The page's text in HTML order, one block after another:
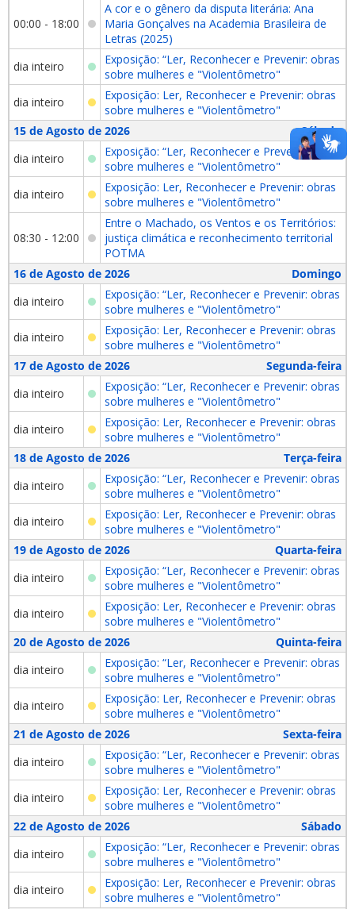
00:00 - 18:00
A cor e o gênero da disputa literária: Ana
Maria Gonçalves na Academia Brasileira de
Letras (2025)
dia inteiro
Exposição: “Ler, Reconhecer e Prevenir: obras
sobre mulheres e "Violentômetro"
dia inteiro
Exposição: Ler, Reconhecer e Prevenir: obras
sobre mulheres e "Violentômetro"
15 de Agosto de 2026
Sábado
dia inteiro
Exposição: “Ler, Reconhecer e Prevenir: obras
sobre mulheres e "Violentômetro"
dia inteiro
Exposição: Ler, Reconhecer e Prevenir: obras
sobre mulheres e "Violentômetro"
08:30 - 12:00
Entre o Machado, os Ventos e os Territórios:
justiça climática e reconhecimento territorial
POTMA
16 de Agosto de 2026
Domingo
dia inteiro
Exposição: “Ler, Reconhecer e Prevenir: obras
sobre mulheres e "Violentômetro"
dia inteiro
Exposição: Ler, Reconhecer e Prevenir: obras
sobre mulheres e "Violentômetro"
17 de Agosto de 2026
Segunda-feira
dia inteiro
Exposição: “Ler, Reconhecer e Prevenir: obras
sobre mulheres e "Violentômetro"
dia inteiro
Exposição: Ler, Reconhecer e Prevenir: obras
sobre mulheres e "Violentômetro"
18 de Agosto de 2026
Terça-feira
dia inteiro
Exposição: “Ler, Reconhecer e Prevenir: obras
sobre mulheres e "Violentômetro"
dia inteiro
Exposição: Ler, Reconhecer e Prevenir: obras
sobre mulheres e "Violentômetro"
19 de Agosto de 2026
Quarta-feira
dia inteiro
Exposição: “Ler, Reconhecer e Prevenir: obras
sobre mulheres e "Violentômetro"
dia inteiro
Exposição: Ler, Reconhecer e Prevenir: obras
sobre mulheres e "Violentômetro"
20 de Agosto de 2026
Quinta-feira
dia inteiro
Exposição: “Ler, Reconhecer e Prevenir: obras
sobre mulheres e "Violentômetro"
dia inteiro
Exposição: Ler, Reconhecer e Prevenir: obras
sobre mulheres e "Violentômetro"
21 de Agosto de 2026
Sexta-feira
dia inteiro
Exposição: “Ler, Reconhecer e Prevenir: obras
sobre mulheres e "Violentômetro"
dia inteiro
Exposição: Ler, Reconhecer e Prevenir: obras
sobre mulheres e "Violentômetro"
22 de Agosto de 2026
Sábado
dia inteiro
Exposição: “Ler, Reconhecer e Prevenir: obras
sobre mulheres e "Violentômetro"
dia inteiro
Exposição: Ler, Reconhecer e Prevenir: obras
sobre mulheres e "Violentômetro"